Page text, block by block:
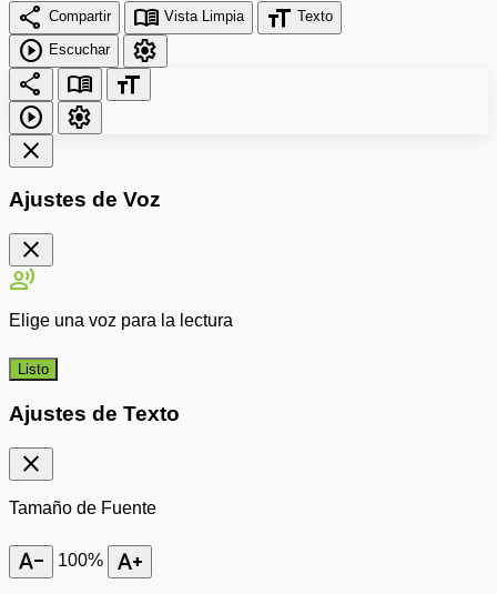
share Compartir menu_book Vista Limpia format_size Texto
play_circle Escuchar
settings
share
menu_book
format_size
play_circle
settings
close
Ajustes de Voz
close
record_voice_over
Elige una voz para la lectura
Listo
Ajustes de Texto
close
Tamaño de Fuente
text_decrease 100% text_increase